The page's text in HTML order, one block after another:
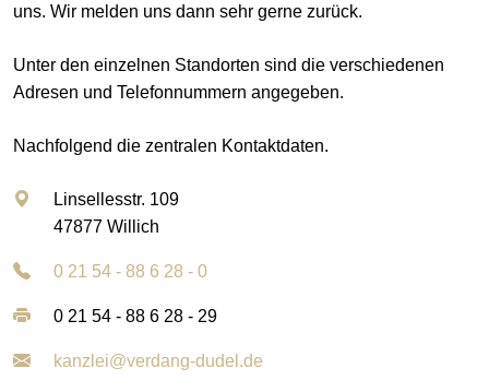
uns. Wir melden uns dann sehr gerne zurück.
Unter den einzelnen Standorten sind die verschiedenen
Adresen und Telefonnummern angegeben.
Nachfolgend die zentralen Kontaktdaten.
Linsellesstr. 109
47877 Willich
0 21 54 - 88 6 28 - 0
0 21 54 - 88 6 28 - 29
kanzlei@verdang-dudel.de